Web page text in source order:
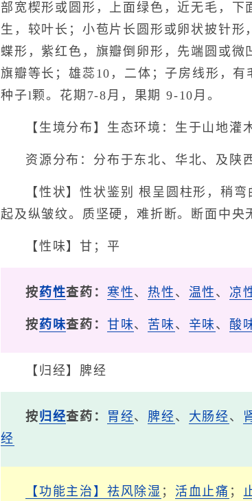
部宽楔形或圆形，上面绿色，近无毛，
生，较叶长；小苞片长圆形或卵状披针
蝶形，紫红色，旗瓣倒卵形，先端圆或微
旗瓣等长；雄蕊10，二体；子房线形，有
种子l颗。花期7-8月，果期 9-10月。
【生境分布】生态环境：生于山地灌
资源分布：分布于东北、华北、及陕
【性状】性状鉴别 根呈圆柱形，稍
起及纵皱纹。质坚硬，难折断。断面中央
【性味】甘；平
按药性查药： 寒性、 热性 、 温性 、 凉
按药味查药： 甘味、 苦味、 辛味、 酸
【归经】脾经
按归经查药： 胃经、 脾经、 大肠经、
经
【功能主治】 祛风除湿 ； 活血止痛 ；